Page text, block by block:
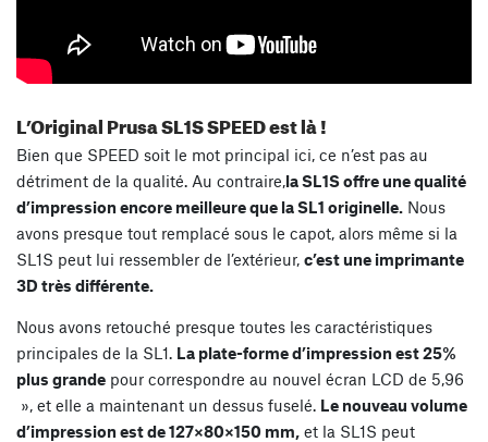
L’Original Prusa SL1S SPEED est là !
Bien que SPEED soit le mot principal ici, ce n’est pas au
détriment de la qualité. Au contraire,la SL1S offre une qualité
d’impression encore meilleure que la SL1 originelle. Nous
avons presque tout remplacé sous le capot, alors même si la
SL1S peut lui ressembler de l’extérieur, c’est une imprimante
3D très différente.
Nous avons retouché presque toutes les caractéristiques
principales de la SL1. La plate-forme d’impression est 25%
plus grande pour correspondre au nouvel écran LCD de 5,96
», et elle a maintenant un dessus fuselé. Le nouveau volume
d’impression est de 127×80×150 mm, et la SL1S peut